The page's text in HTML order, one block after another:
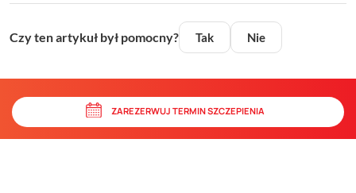
Czy ten artykuł był pomocny? Tak Nie
ZAREZERWUJ TERMIN SZCZEPIENIA